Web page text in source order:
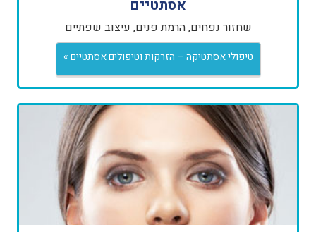
אסתטיים
שחזור נפחים, הרמת פנים, עיצוב שפתיים
טיפולי אסתטיקה – הזרקות וטיפולים אסתטיים »